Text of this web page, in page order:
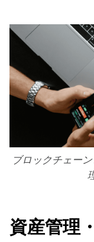
ブロックチェー
資産管理